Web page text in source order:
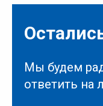
Мы будем
ответить